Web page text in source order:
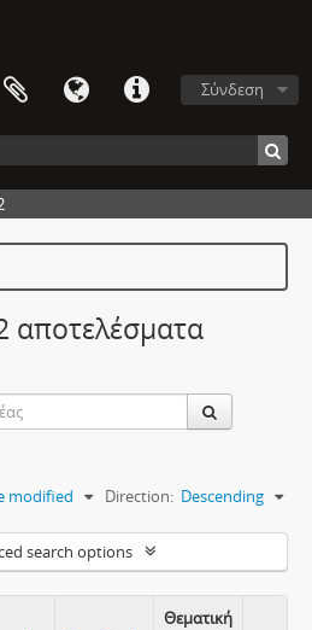
Σύνδεση
αποτελέσματα
modified Direction: Descending
search options
Θεματική